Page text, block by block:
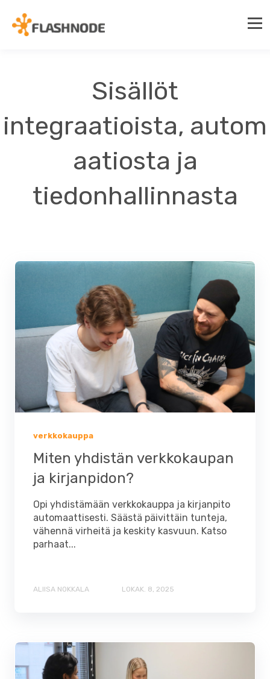
Sisällöt
integraatioista, autom
aatiosta ja
tiedonhallinnasta
verkkokauppa
Miten yhdistän verkkokaupan
ja kirjanpidon?
Opi yhdistämään verkkokauppa ja kirjanpito
automaattisesti. Säästä päivittäin tunteja,
vähennä virheitä ja keskity kasvuun. Katso
parhaat...
ALIISA NOKKALA LOKAK. 8, 2025